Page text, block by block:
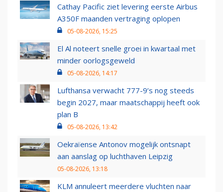
Cathay Pacific ziet levering eerste Airbus
A350F maanden vertraging oplopen
05-08-2026, 15:25
El Al noteert snelle groei in kwartaal met
minder oorlogsgeweld
05-08-2026, 14:17
Lufthansa verwacht 777-9’s nog steeds
begin 2027, maar maatschappij heeft ook
plan B
05-08-2026, 13:42
Oekraïense Antonov mogelijk ontsnapt
aan aanslag op luchthaven Leipzig
05-08-2026, 13:18
KLM annuleert meerdere vluchten naar